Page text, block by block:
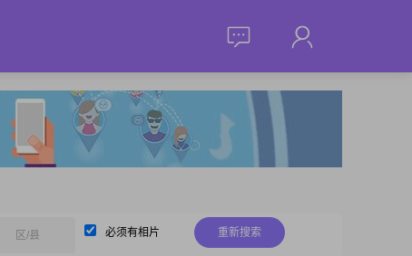
区/县 必须有相片 重新搜索